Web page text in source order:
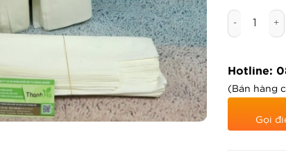
Túi bao
Hotline:
(Bán hàng
Gọi